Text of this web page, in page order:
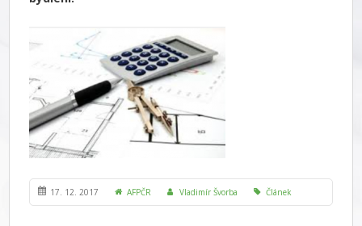
17. 12. 2017 AFPČR Vladimír Švorba Článek